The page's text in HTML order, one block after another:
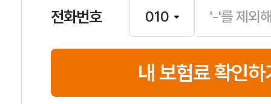
전화번호
내 보험료 확인하